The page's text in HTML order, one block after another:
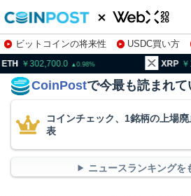
ビットコインの将来性 USDC買い方
株特集・関連銘柄
0.98 163.31
CoinPostで今最も読まれて
コインチェック、1銘柄の上場
表
ニュースランキングを